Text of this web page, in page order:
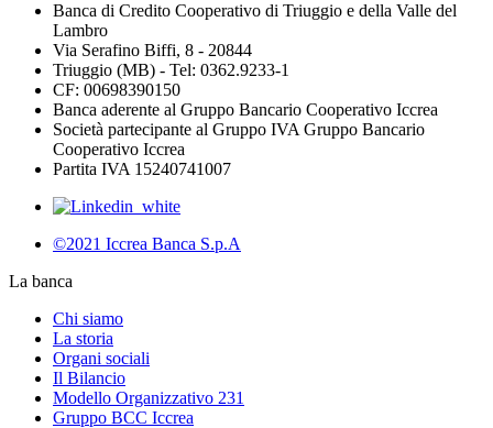
Banca di Credito Cooperativo di Triuggio e della Valle del
Lambro
Via Serafino Biffi, 8 - 20844
Triuggio (MB) - Tel: 0362.9233-1
CF: 00698390150
Banca aderente al Gruppo Bancario Cooperativo Iccrea
Società partecipante al Gruppo IVA Gruppo Bancario
Cooperativo Iccrea
Partita IVA 15240741007
©2021 Iccrea Banca S.p.A
La banca
Chi siamo
La storia
Organi sociali
Il Bilancio
Modello Organizzativo 231
Gruppo BCC Iccrea